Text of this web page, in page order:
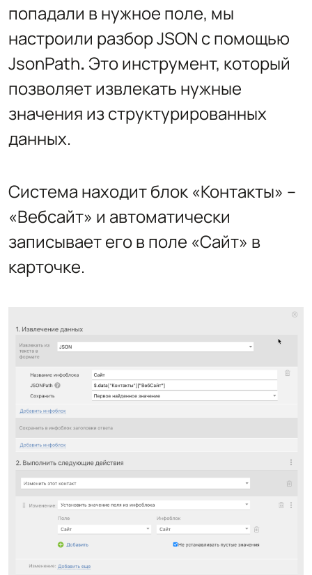
попадали в нужное поле, мы
настроили разбор JSON с помощью
JsonPath. Это инструмент, который
позволяет извлекать нужные
значения из структурированных
данных.
Система находит блок «Контакты» –
«Вебсайт» и автоматически
записывает его в поле «Сайт» в
карточке.